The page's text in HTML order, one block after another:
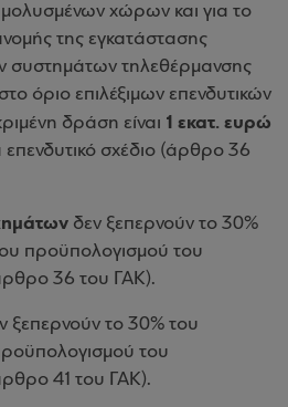
χώρων και για το
της εγκατάστασης
συστημάτων τηλεθέρμανσης
όριο επιλέξιμων επενδυτικών
δράση είναι 1 εκατ. ευρώ
επενδυτικό σχέδιο (άρθρο 36
δεν ξεπερνούν το 30%
προϋπολογισμού του
36 του ΓΑΚ).
ξεπερνούν το 30% του
του
41 του ΓΑΚ).